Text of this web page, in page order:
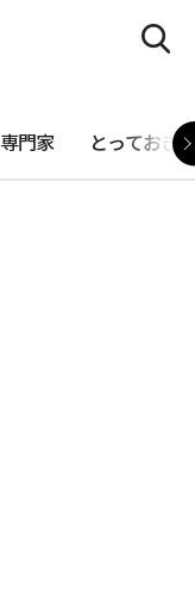
専門家 とっておき